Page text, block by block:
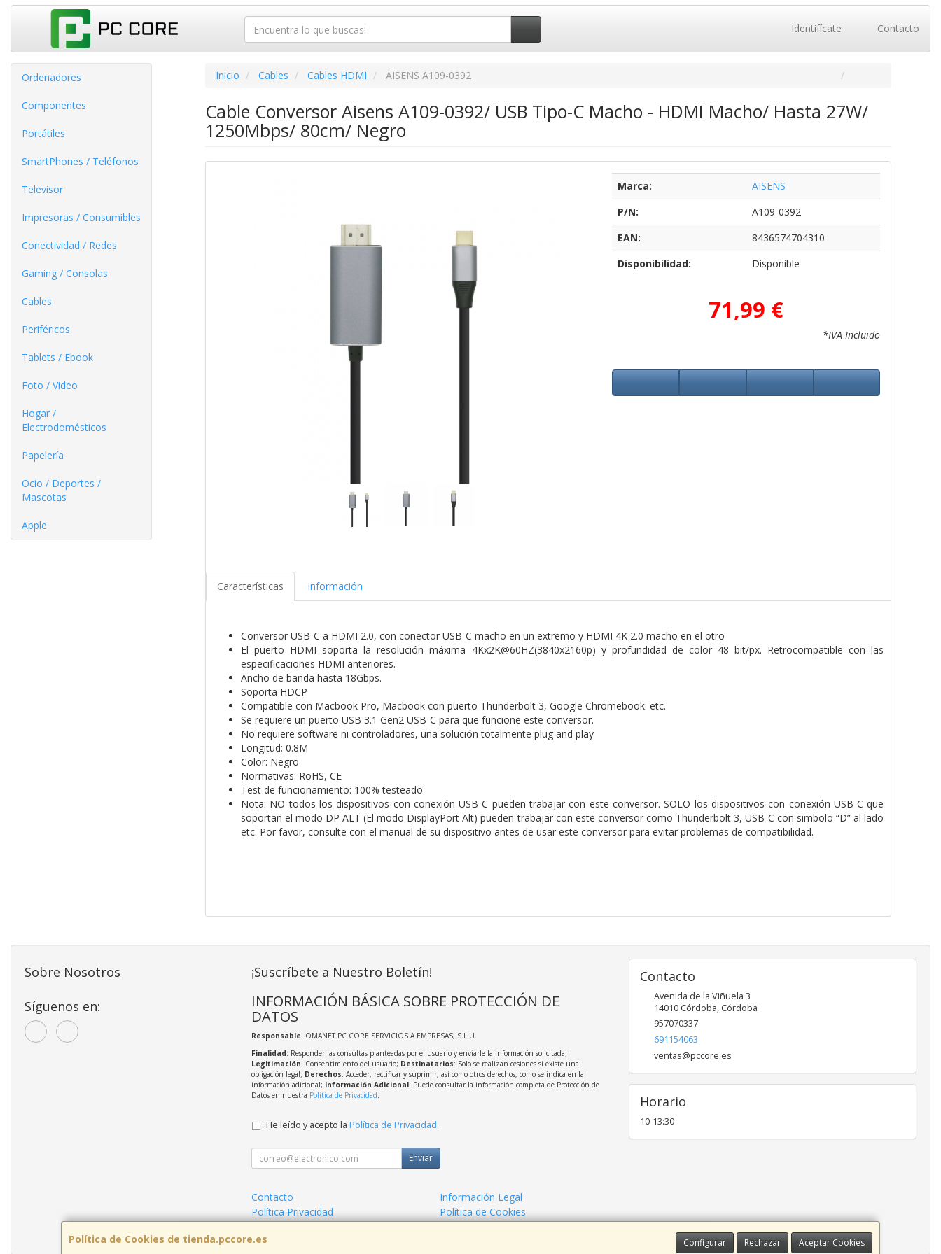
Identifícate Contacto
Ordenadores
Componentes
Portátiles
SmartPhones / Teléfonos
Televisor
Impresoras / Consumibles
Conectividad / Redes
Gaming / Consolas
Cables
Periféricos
Tablets / Ebook
Foto / Video
Hogar /
Electrodomésticos
Papelería
Ocio / Deportes /
Mascotas
Apple
Inicio Cables Cables HDMI AISENS A109-0392
Cable Conversor Aisens A109-0392/ USB Tipo-C Macho - HDMI Macho/ Hasta 27W/
1250Mbps/ 80cm/ Negro
Marca:
AISENS
P/N:
A109-0392
EAN:
8436574704310
Disponibilidad:
Disponible
71,99 €
*IVA Incluido
Características Información
Conversor USB-C a HDMI 2.0, con conector USB-C macho en un extremo y HDMI 4K 2.0 macho en el otro
El puerto HDMI soporta la resolución máxima 4Kx2K@60HZ(3840x2160p) y profundidad de color 48 bit/px. Retrocompatible con las
especificaciones HDMI anteriores.
Ancho de banda hasta 18Gbps.
Soporta HDCP
Compatible con Macbook Pro, Macbook con puerto Thunderbolt 3, Google Chromebook. etc.
Se requiere un puerto USB 3.1 Gen2 USB-C para que funcione este conversor.
No requiere software ni controladores, una solución totalmente plug and play
Longitud: 0.8M
Color: Negro
Normativas: RoHS, CE
Test de funcionamiento: 100% testeado
Nota: NO todos los dispositivos con conexión USB-C pueden trabajar con este conversor. SOLO los dispositivos con conexión USB-C que
soportan el modo DP ALT (El modo DisplayPort Alt) pueden trabajar con este conversor como Thunderbolt 3, USB-C con simbolo “D” al lado
etc. Por favor, consulte con el manual de su dispositivo antes de usar este conversor para evitar problemas de compatibilidad.
Política de Cookies de tienda.pccore.es Configurar Rechazar Aceptar Cookies
Sobre Nosotros
Síguenos en:
¡Suscríbete a Nuestro Boletín!
INFORMACIÓN BÁSICA SOBRE PROTECCIÓN DE
DATOS
Responsable: OMANET PC CORE SERVICIOS A EMPRESAS, S.L.U.
Finalidad: Responder las consultas planteadas por el usuario y enviarle la información solicitada;
Legitimación: Consentimiento del usuario; Destinatarios: Solo se realizan cesiones si existe una
obligación legal; Derechos: Acceder, rectificar y suprimir, así como otros derechos, como se indica en la
información adicional; Información Adicional: Puede consultar la información completa de Protección de
Datos en nuestra Política de Privacidad.
He leído y acepto la Política de Privacidad.
Enviar
Contacto
Información Legal
Política Privacidad
Política de Cookies
Contacto
Avenida de la Viñuela 3
14010 Córdoba, Córdoba
957070337
691154063
ventas@pccore.es
Horario
10-13:30